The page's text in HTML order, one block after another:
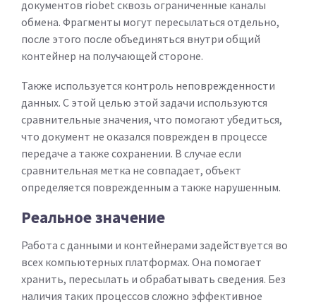
документов riobet сквозь ограниченные каналы
обмена. Фрагменты могут пересылаться отдельно,
после этого после объединяться внутри общий
контейнер на получающей стороне.
Также используется контроль неповрежденности
данных. С этой целью этой задачи используются
сравнительные значения, что помогают убедиться,
что документ не оказался поврежден в процессе
передаче а также сохранении. В случае если
сравнительная метка не совпадает, объект
определяется поврежденным а также нарушенным.
Реальное значение
Работа с данными и контейнерами задействуется во
всех компьютерных платформах. Она помогает
хранить, пересылать и обрабатывать сведения. Без
наличия таких процессов сложно эффективное